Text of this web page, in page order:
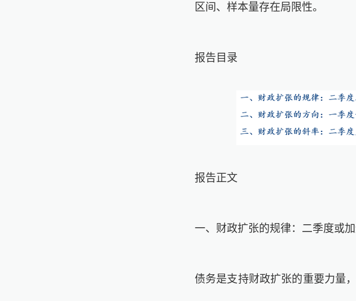
区间、样本量存在局限性。
报告目录
报告正文
一、财政扩张的规律：二季度或
债务是支持财政扩张的重要力量